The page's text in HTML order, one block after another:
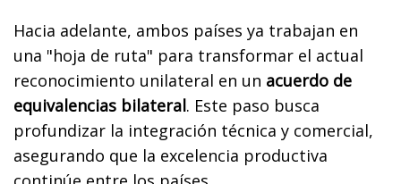
Hacia adelante, ambos países ya trabajan en
una "hoja de ruta" para transformar el actual
reconocimiento unilateral en un acuerdo de
equivalencias bilateral. Este paso busca
profundizar la integración técnica y comercial,
asegurando que la excelencia productiva